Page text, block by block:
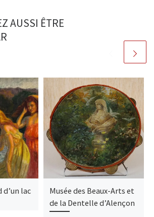
AUSSI ÊTRE
d’un lac
Musée des Beaux-Arts et
de la Dentelle d’Alençon